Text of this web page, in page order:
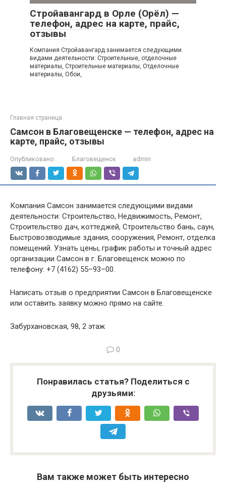
Стройавангард в Орле (Орёл) —
телефон, адрес на карте, прайс,
отзывы
Компания Стройавангард занимается следующими
видами деятельности: Строительные, отделочные
материалы, Строительные материалы, Отделочные
материалы, Обои,
Главная страница
Самсон в Благовещенске — телефон, адрес на
карте, прайс, отзывы
Опубликовано: Благовещенск admin
Компания Самсон занимается следующими видами
деятельности: Строительство, Недвижимость, Ремонт,
Строительство дач, коттеджей, Строительство бань, саун,
Быстровозводимые здания, сооружения, Ремонт, отделка
помещений. Узнать цены, график работы и точный адрес
организации Самсон в г. Благовещенск можно по
телефону: +7 (4162) 55–93–00.
Написать отзыв о предприятии Самсон в Благовещенске
или оставить заявку можно прямо на сайте.
Забурхановская, 98, 2 этаж
0
Понравилась статья? Поделиться с
друзьями:
Вам также может быть интересно